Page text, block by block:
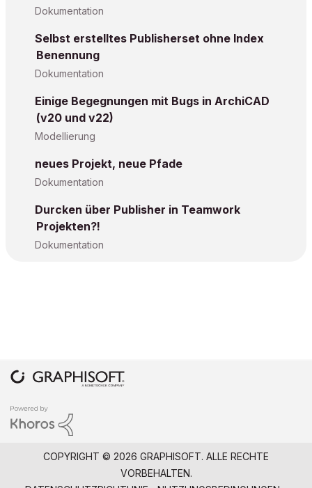
Dokumentation
Selbst erstelltes Publisherset ohne Index
Benennung
Dokumentation
Einige Begegnungen mit Bugs in ArchiCAD
(v20 und v22)
Modellierung
neues Projekt, neue Pfade
Dokumentation
Durcken über Publisher in Teamwork
Projekten?!
Dokumentation
COPYRIGHT © 2026 GRAPHISOFT. ALLE RECHTE
VORBEHALTEN.